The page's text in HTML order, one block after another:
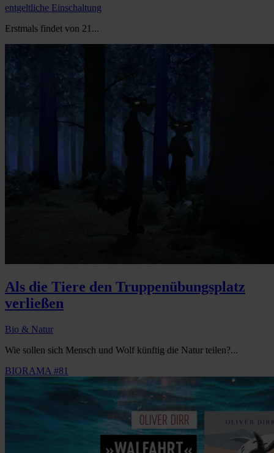
entgeltliche Einschaltung
Erstmals findet von 21...
Als die Tiere den Truppenübungsplatz
verließen
Bio & Natur
Wie sollen sich Mensch und Wolf künftig die Natur teilen?...
BIORAMA #81